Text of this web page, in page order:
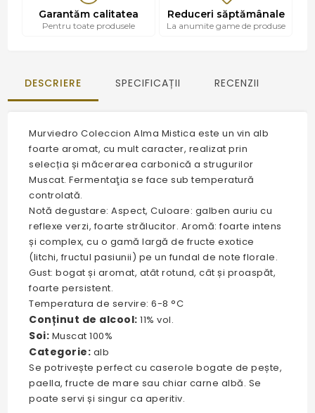
Garantăm calitatea
Pentru toate produsele
Reduceri săptămânale
La anumite game de produse
DESCRIERE SPECIFICAȚII RECENZII
Murviedro Coleccion Alma Mistica este un vin alb
foarte aromat, cu mult caracter, realizat prin
selecția și măcerarea carbonică a strugurilor
Muscat. Fermentaţia se face sub temperatură
controlată.
Notă degustare: Aspect, Culoare: galben auriu cu
reflexe verzi, foarte strălucitor. Aromă: foarte intens
și complex, cu o gamă largă de fructe exotice
(litchi, fructul pasiunii) pe un fundal de note florale.
Gust: bogat și aromat, atât rotund, cât și proaspăt,
foarte persistent.
Temperatura de servire: 6-8 °C
Conținut de alcool: 11% vol.
Soi: Muscat 100%
Categorie: alb
Se potrivește perfect cu caserole bogate de pește,
paella, fructe de mare sau chiar carne albă. Se
poate servi și singur ca aperitiv.